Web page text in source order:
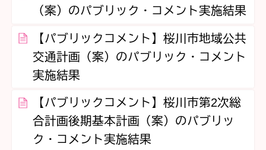
（案）のパブリック・コメント実施結果
【パブリックコメント】桜川市地域公共
交通計画（案）のパブリック・コメント
実施結果
【パブリックコメント】桜川市第2次総
合計画後期基本計画（案）のパブリッ
ク・コメント実施結果